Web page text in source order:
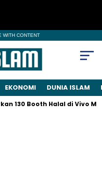
WITH CONTENT
EKONOMI DUNIA ISLAM
130 Booth Halal di Vivo